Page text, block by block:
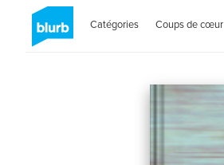
Catégories Coups de cœur